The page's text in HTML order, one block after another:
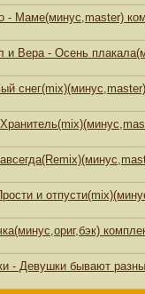
- Маме(минус,master)
Вера - Осень
и
- Девушки бывают